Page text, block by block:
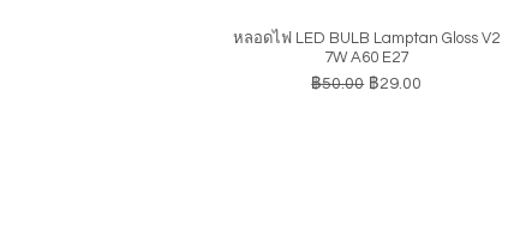
ดูข้อมูลด่วน
หลอดไฟ LED BULB Lamptan Gloss V2
7W A60 E27
ราคาปกติ
฿50.00 ราคาขายลด
฿29.00